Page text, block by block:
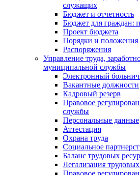
служащих
Бюджет и отчетность
Бюджет для граждан:
Проект бюджета
Порядки и положения
Распоряжения
Управление труда,
муниципальной службы
Электронный
Вакантные должности
Кадровый резерв
Правовое
службы
Персональные данные
Аттестация
Охрана труда
Социальное
Баланс трудовых
Легализация
Правовое